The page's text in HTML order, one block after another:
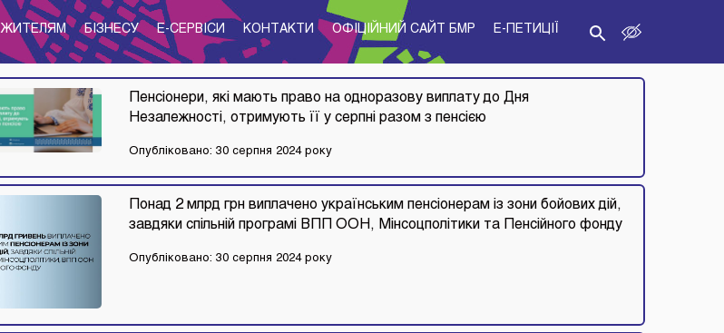
ЖИТЕЛЯМ БІЗНЕСУ E-CЕРВІСИ КОНТАКТИ ОФІЦІЙНИЙ САЙТ БМР E-ПЕТИЦІЇ
Пенсіонери, які мають право на одноразову виплату до Дня
Незалежності, отримують її у серпні разом з пенсією
Опубліковано: 30 серпня 2024 року
Понад 2 млрд грн виплачено українським пенсіонерам із зони бойових дій,
завдяки спільній програмі ВПП ООН, Мінсоцполітики та Пенсійного фонду
Опубліковано: 30 серпня 2024 року